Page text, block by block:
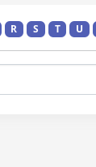
R S T U